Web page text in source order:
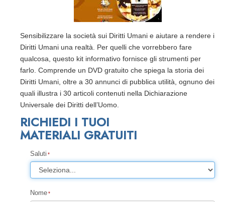
Sensibilizzare la società sui Diritti Umani e aiutare a rendere i
Diritti Umani una realtà. Per quelli che vorrebbero fare
qualcosa, questo kit informativo fornisce gli strumenti per
farlo. Comprende un DVD gratuito che spiega la storia dei
Diritti Umani, oltre a 30 annunci di pubblica utilità, ognuno dei
quali illustra i 30 articoli contenuti nella Dichiarazione
Universale dei Diritti dell’Uomo.
RICHIEDI I TUOI
MATERIALI GRATUITI
Saluti
Nome